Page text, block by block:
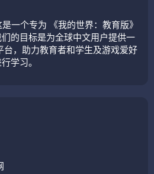
一个专为 《我的世界：教育版》
的目标是为全球中文用户提供一
，助力教育者和学生及游戏爱好
学习。